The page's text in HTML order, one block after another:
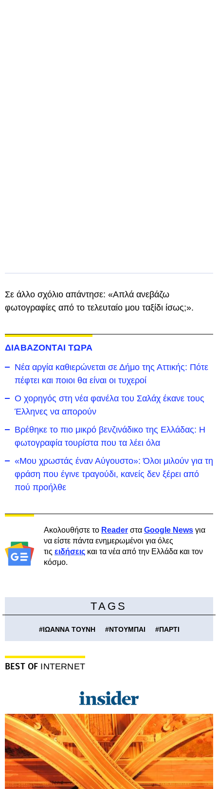
Σε άλλο σχόλιο απάντησε: «Απλά ανεβάζω
φωτογραφίες από το τελευταίο μου ταξίδι ίσως;».
ΔΙΑΒΑΖΟΝΤΑΙ ΤΩΡΑ
Νέα αργία καθιερώνεται σε Δήμο της Αττικής: Πότε
πέφτει και ποιοι θα είναι οι τυχεροί
Ο χορηγός στη νέα φανέλα του Σαλάχ έκανε τους
Έλληνες να απορούν
Βρέθηκε το πιο μικρό βενζινάδικο της Ελλάδας: Η
φωτογραφία τουρίστα που τα λέει όλα
«Μου χρωστάς έναν Αύγουστο»: Όλοι μιλούν για τη
φράση που έγινε τραγούδι, κανείς δεν ξέρει από
πού προήλθε
Ακολουθήστε το Reader στα Google News για
να είστε πάντα ενημερωμένοι για όλες
τις ειδήσεις και τα νέα από την Ελλάδα και τον
κόσμο.
TAGS
#ΙΩΑΝΝΑ ΤΟΥΝΗ #ΝΤΟΥΜΠΑΙ #ΠΑΡΤΙ
BEST OF INTERNET